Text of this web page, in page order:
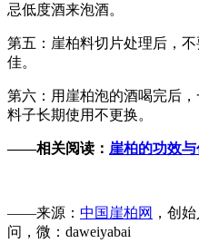
忌低度酒来泡酒。
第五：崖柏料切片处理后，
佳。
第六：用崖柏泡的酒喝完后
料子长期使用不更换。
——相关阅读： 崖柏的功效与
——来源： 中国崖柏网 ，创
问，微：daweiyabai